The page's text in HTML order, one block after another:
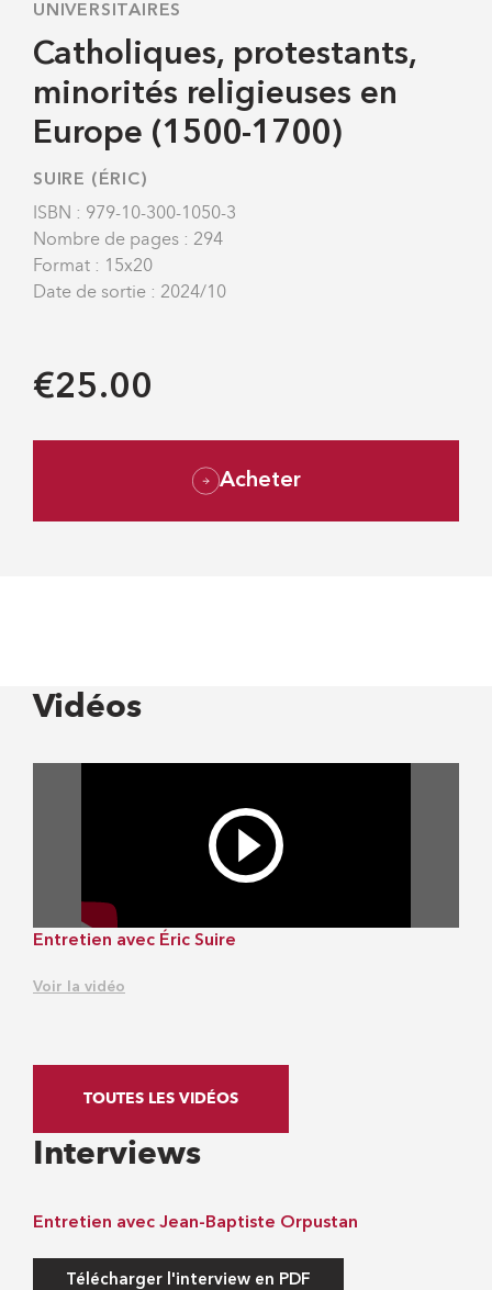
UNIVERSITAIRES
Catholiques, protestants,
minorités religieuses en
Europe (1500-1700)
SUIRE (ÉRIC)
ISBN : 979-10-300-1050-3
Nombre de pages : 294
Format : 15x20
Date de sortie : 2024/10
€25.00
Acheter
Vidéos
Entretien avec Éric Suire
Voir la vidéo
TOUTES LES VIDÉOS
Interviews
Entretien avec Jean-Baptiste Orpustan
Télécharger l'interview en PDF